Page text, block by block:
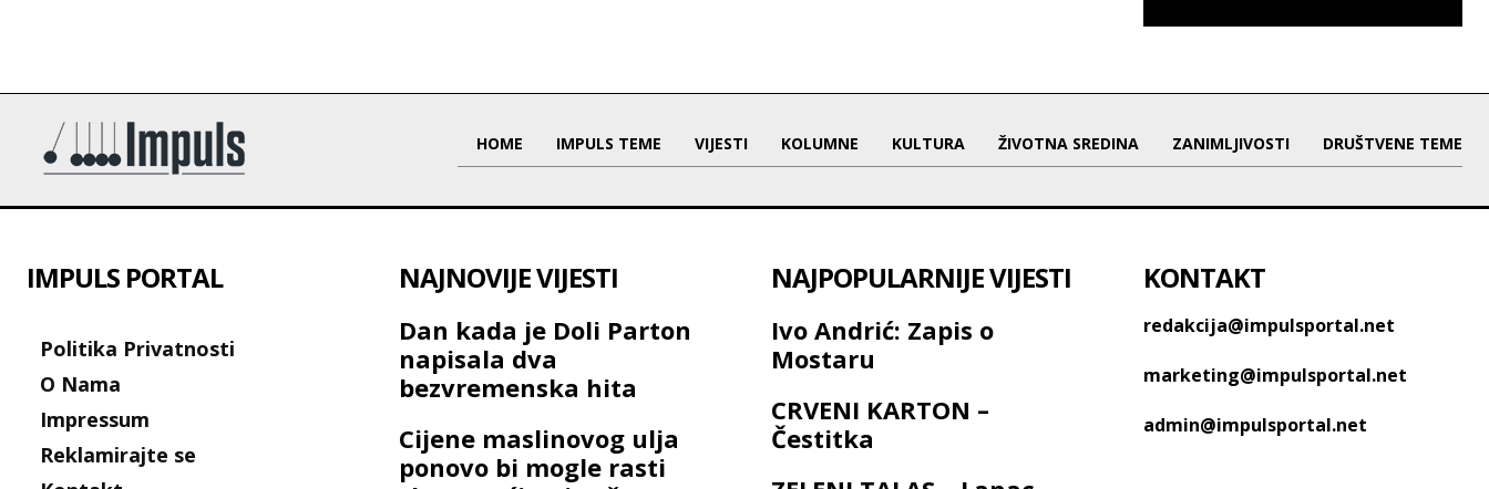
HOME IMPULS TEME VIJESTI KOLUMNE KULTURA ŽIVOTNA SREDINA ZANIMLJIVOSTI DRUŠTVENE TEME
IMPULS PORTAL
Politika Privatnosti
O Nama
Impressum
Reklamirajte se
NAJNOVIJE VIJESTI
Dan kada je Doli Parton
napisala dva
bezvremenska hita
Cijene maslinovog ulja
ponovo bi mogle rasti
NAJPOPULARNIJE VIJESTI
Ivo Andrić: Zapis o
Mostaru
CRVENI KARTON –
Čestitka
KONTAKT
redakcija@impulsportal.net
marketing@impulsportal.net
admin@impulsportal.net